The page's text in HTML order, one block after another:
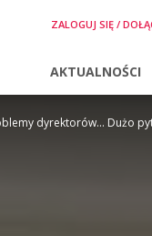
ZALOGUJ SIĘ /
AKTUALNOŚCI
dyrektorów… Dużo